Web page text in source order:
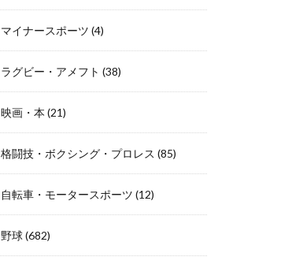
マイナースポーツ (4)
ラグビー・アメフト (38)
映画・本 (21)
格闘技・ボクシング・プロレス (85)
自転車・モータースポーツ (12)
野球(682)